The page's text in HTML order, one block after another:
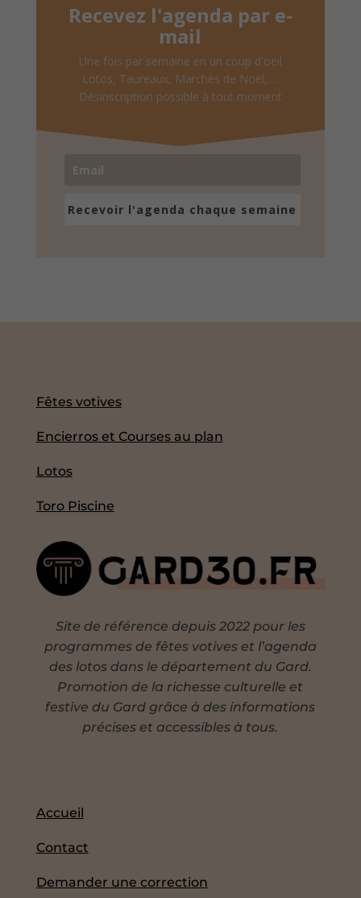
Recevez l'agenda par e-
mail
Une fois par semaine en un coup d'oeil
Lotos, Taureaux, Marchés de Noël, ...
Désinscription possible à tout moment
Recevoir l'agenda chaque semaine
Fêtes votives
Encierros et Courses au plan
Lotos
Toro Piscine
Site de référence depuis 2022 pour les
programmes de fêtes votives et l’agenda
des lotos dans le département du Gard.
Promotion de la richesse culturelle et
festive du Gard grâce à des informations
précises et accessibles à tous.
Accueil
Contact
Demander une correction